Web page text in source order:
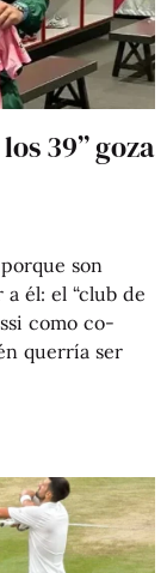
39” goza
son
él: el “club de
como co-
querría ser